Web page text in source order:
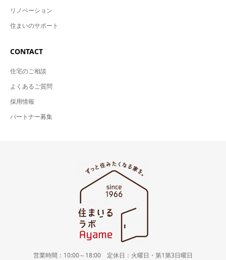
リノベーション
住まいのサポート
CONTACT
住宅のご相談
よくあるご質問
採用情報
パートナー募集
営業時間：10:00～18:00 定休日：火曜日・第1第3日曜日